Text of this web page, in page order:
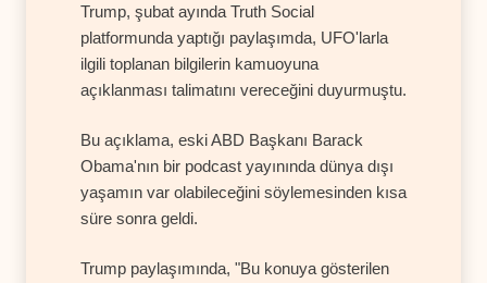
Trump, şubat ayında Truth Social
platformunda yaptığı paylaşımda, UFO'larla
ilgili toplanan bilgilerin kamuoyuna
açıklanması talimatını vereceğini duyurmuştu.
Bu açıklama, eski ABD Başkanı Barack
Obama'nın bir podcast yayınında dünya dışı
yaşamın var olabileceğini söylemesinden kısa
süre sonra geldi.
Trump paylaşımında, "Bu konuya gösterilen